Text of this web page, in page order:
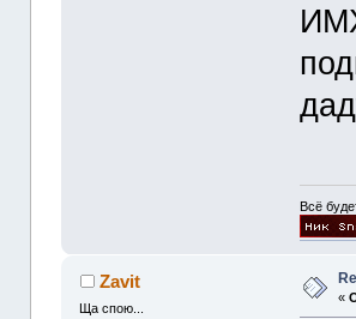
Всё
Zavit
Ща спою...
«